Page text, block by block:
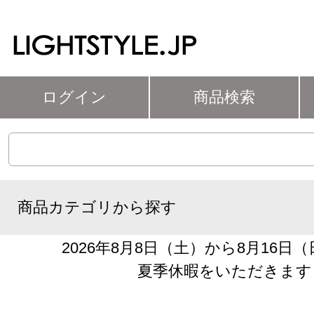
ログイン 商品検索
商品カテゴリから探す
2026年8月8日（土）から8月16日
夏季休暇をいただきます